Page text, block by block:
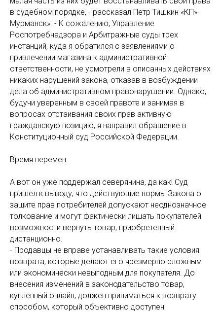
в судебном порядке, - рассказал Петр Тишкин «КП»-
Мурманск». - К сожалению, Управление
Роспотребнадзора и Арбитражные суды трех
инстанций, куда я обратился с заявлениями о
привлечении магазина к административной
ответственности, не усмотрели в описанных действиях
никаких нарушений закона, отказав в возбуждении
дела об административном правонарушении. Однако,
будучи уверенным в своей правоте и занимая в
вопросах отстаивания своих прав активную
гражданскую позицию, я направил обращение в
Конституционный суд Российской Федерации.
Время перемен
А вот он уже поддержал северянина, да как! Суд
пришел к выводу, что действующие нормы Закона о
защите прав потребителей допускают неоднозначное
толкование и могут фактически лишать покупателей
возможности вернуть товар, приобретенный
дистанционно.
- Продавцы не вправе устанавливать такие условия
возврата, которые делают его чрезмерно сложным
или экономически невыгодным для покупателя. До
внесения изменений в законодательство товар,
купленный онлайн, должен приниматься к возврату
способом, который объективно доступен